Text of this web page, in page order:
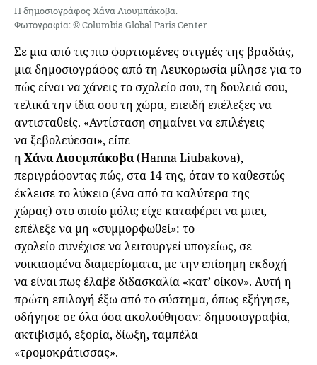
Η δημοσιογράφος Χάνα Λιουμπάκοβα.
Φωτογραφία: © Columbia Global Paris Center
Σε μια από τις πιο φορτισμένες στιγμές της βραδιάς,
μια δημοσιογράφος από τη Λευκορωσία μίλησε για το
πώς είναι να χάνεις το σχολείο σου, τη δουλειά σου,
τελικά την ίδια σου τη χώρα, επειδή επέλεξες να
αντισταθείς. «Αντίσταση σημαίνει να επιλέγεις
να ξεβολεύεσαι», είπε
η Χάνα Λιουμπάκοβα(Hanna Liubakova),
περιγράφοντας πώς, στα 14 της, όταν το καθεστώς
έκλεισε το λύκειο (ένα από τα καλύτερα της
χώρας) στο οποίο μόλις είχε καταφέρει να μπει,
επέλεξε να μη «συμμορφωθεί»: το
σχολείο συνέχισε να λειτουργεί υπογείως, σε
νοικιασμένα διαμερίσματα, με την επίσημη εκδοχή
να είναι πως έλαβε διδασκαλία «κατ’ οίκον». Αυτή η
πρώτη επιλογή έξω από το σύστημα, όπως εξήγησε,
οδήγησε σε όλα όσα ακολούθησαν: δημοσιογραφία,
ακτιβισμό, εξορία, δίωξη, ταμπέλα
«τρομοκράτισσας».